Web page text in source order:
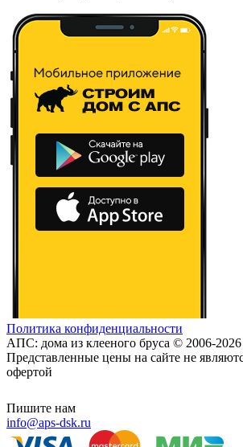
Политика конфиденциальности
АПС: дома из клееного бруса © 2006-2026
Представленные цены на сайте не
офертой
Пишите нам
info@aps-dsk.ru